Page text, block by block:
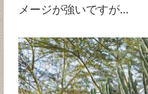
メージが強いですが…